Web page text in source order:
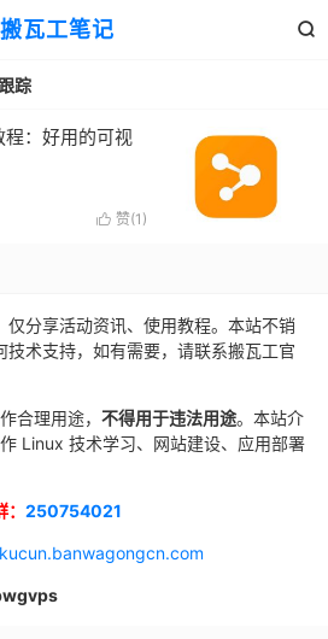
搬瓦工笔记 
踪
：好用的可视
 赞(1 )
仅分享活动资讯、使用教程。本站不销
术支持，如有需要，请联系搬瓦工官
合理用途， 不得用于违法用途。本站介
Linux 技术学习、网站建设、应用部署
250754021